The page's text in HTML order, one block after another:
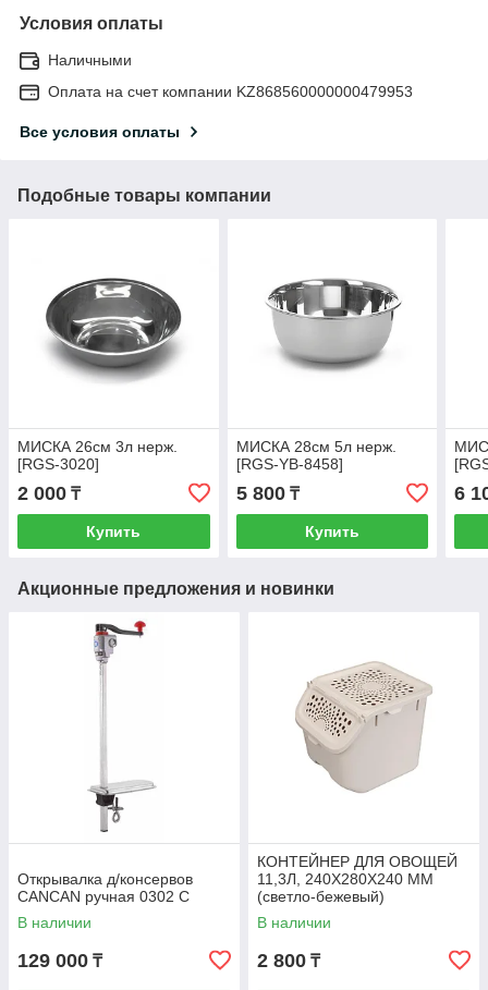
Условия оплаты
Наличными
Оплата на счет компании KZ868560000000479953
Все условия оплаты
Подобные товары компании
МИСКА 26см 3л нерж.
[RGS-3020]
2 000 ₸
Купить
МИСКА 28см 5л нерж.
[RGS-YB-8458]
5 800₸
Купить
6
Акционные предложения и новинки
Открывалка д/консервов
CANCAN ручная 0302 С
В наличии
129 000 ₸
КОНТЕЙНЕР ДЛЯ ОВОЩЕЙ
11,3Л, 240Х280Х240 ММ
(светло-бежевый)
В наличии
2 800 ₸